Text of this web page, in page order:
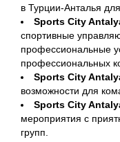
в Турции-Анталья
Sports City
спортивные
профессиональные
профессиональных
Sports City
возможности для
Sports City
мероприятия с
групп.